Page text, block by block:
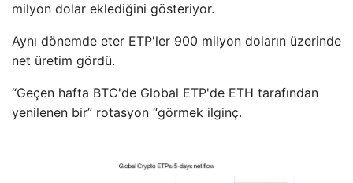
milyon dolar eklediğini gösteriyor.
Aynı dönemde eter ETP'ler 900 milyon doların üzerinde
net üretim gördü.
“Geçen hafta BTC'de Global ETP'de ETH tarafından
yenilenen bir” rotasyon “görmek ilginç.